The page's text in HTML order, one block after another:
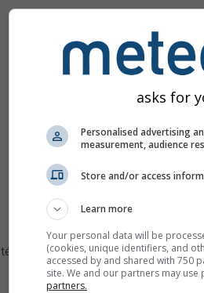
asks for
Personalised advertising
measurement, audience
Store and/or access
Learn more
Your personal data will be
(cookies, unique identifiers, and
accessed by and shared with 750
site. We and our partners may
partners.